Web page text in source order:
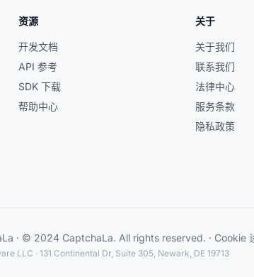
资源
开发文档
API 参考
SDK 下载
帮助中心
关于
关于我们
联系我们
法律中心
服务条款
隐私政策
· © 2024 CaptchaLa. All rights reserved. · Cookie
LLC · 131 Continental Dr, Suite 305, Newark, DE 19713